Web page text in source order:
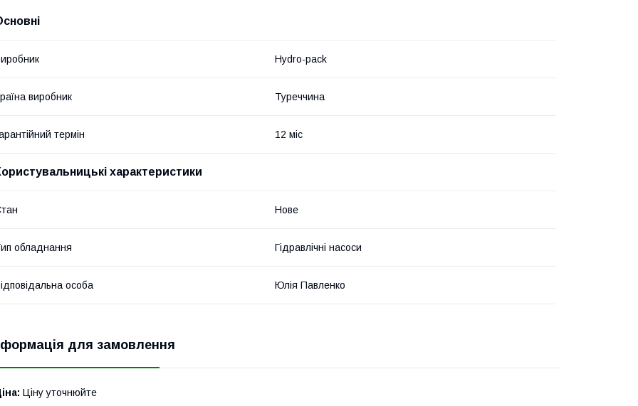
Hydro-pack
виробник Туреччина
термін 12 міс
характеристики
Нове
обладнання Гідравлічні насоси
особа Юлія Павленко
для замовлення
Ціну уточнюйте